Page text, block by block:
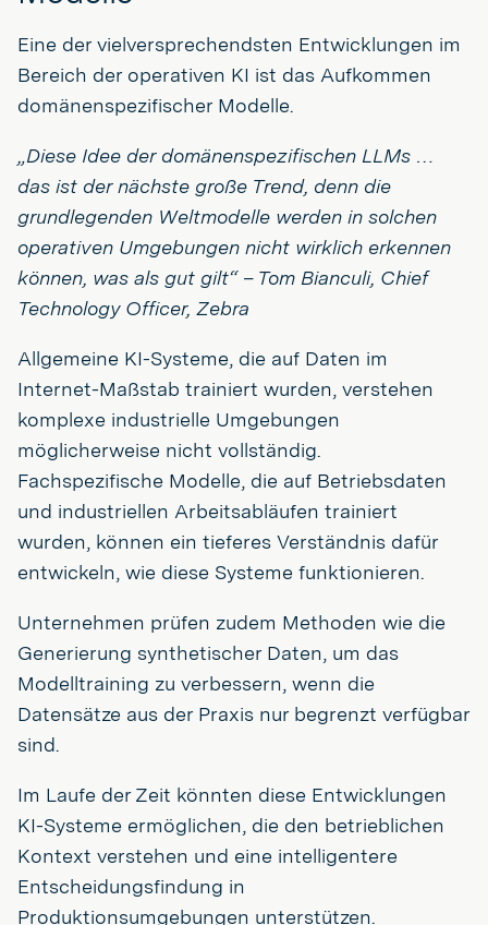
Eine der vielversprechendsten Entwicklungen im
Bereich der operativen KI ist das Aufkommen
domänenspezifischer Modelle.
„Diese Idee der domänenspezifischen LLMs …
das ist der nächste große Trend, denn die
grundlegenden Weltmodelle werden in solchen
operativen Umgebungen nicht wirklich erkennen
können, was als gut gilt“ – Tom Bianculi, Chief
Technology Officer, Zebra
Allgemeine KI-Systeme, die auf Daten im
Internet-Maßstab trainiert wurden, verstehen
komplexe industrielle Umgebungen
möglicherweise nicht vollständig.
Fachspezifische Modelle, die auf Betriebsdaten
und industriellen Arbeitsabläufen trainiert
wurden, können ein tieferes Verständnis dafür
entwickeln, wie diese Systeme funktionieren.
Unternehmen prüfen zudem Methoden wie die
Generierung synthetischer Daten, um das
Modelltraining zu verbessern, wenn die
Datensätze aus der Praxis nur begrenzt verfügbar
sind.
Im Laufe der Zeit könnten diese Entwicklungen
KI-Systeme ermöglichen, die den betrieblichen
Kontext verstehen und eine intelligentere
Entscheidungsfindung in
Produktionsumgebungen unterstützen.